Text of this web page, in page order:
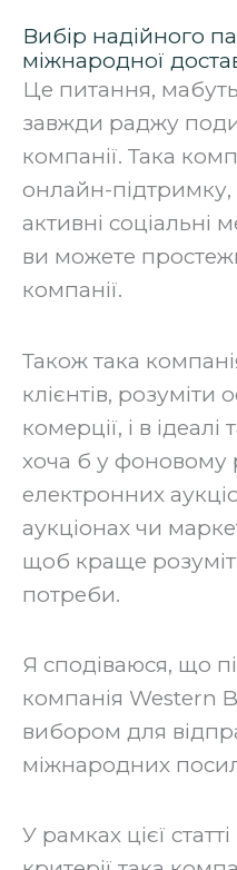
Вибір надійного
міжнародної
Це питання,
завжди раджу
компанії. Така
онлайн-
активні соціальні
ви можете
компанії.
‍Також така
клієнтів, розуміти
комерції, і в
хоча б у фоновому
електронних
аукціонах чи
щоб краще розуміти
потреби.
‍Я сподіваюся, що
компанія Western
вибором для
міжнародних
‍У рамках цієї